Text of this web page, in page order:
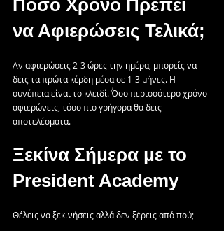
Πόσο Χρόνο Πρέπει
να Αφιερώσεις Τελικά;
Αν αφιερώσεις 2-3 ώρες την ημέρα, μπορείς να
δεις τα πρώτα κέρδη μέσα σε 1-3 μήνες. Η
συνέπεια είναι το κλειδί. Όσο περισσότερο χρόνο
αφιερώνεις, τόσο πιο γρήγορα θα δεις
αποτελέσματα.
Ξεκίνα Σήμερα με το
President Academy
Θέλεις να ξεκινήσεις αλλά δεν ξέρεις από πού;